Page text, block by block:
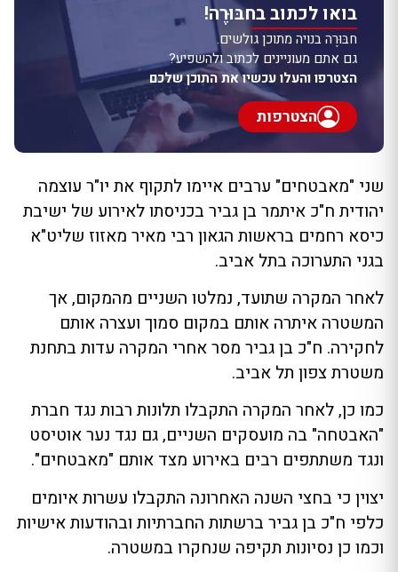
בואו לכתוב בחבּוּרֶה!
חבּוּרֶה בנויה מתוכן גולשים.
גם אתם מעוניינים לכתוב ולהשפיע?
הצטרפו והעלו עכשיו את התוכן שלכם
הצטרפות
שני "מאבטחים" ערבים איימו לתקוף את יו"ר עוצמה
יהודית ח"כ איתמר בן גביר בכניסתו לאירוע של ישיבת
כיסא רחמים בראשות הגאון רבי מאיר מאזוז שליט"א
בגני התערוכה בתל אביב.
לאחר המקרה שתועד, נמלטו השניים מהמקום, אך
המשטרה איתרה אותם במקום סמוך ועצרה אותם
לחקירה. ח"כ בן גביר מסר אחרי המקרה עדות בתחנת
משטרת צפון תל אביב.
כמו כן, לאחר המקרה התקבלו תלונות רבות נגד חברת
"האבטחה" בה מועסקים השניים, גם נגד נער אוטיסט
ונגד משתתפים רבים באירוע מצד אותם "מאבטחים".
יצוין כי בחצי השנה האחרונה התקבלו עשרות איומים
כלפי ח"כ בן גביר ברשתות החברתיות ובהודעות אישיות
וכמו כן נסיונות תקיפה שנחקרו במשטרה.